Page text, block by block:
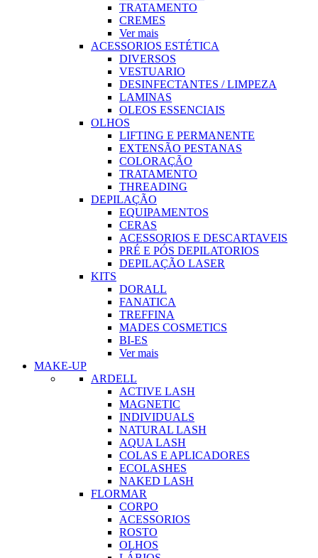
TRATAMENTO
CREMES
Ver mais
ACESSORIOS ESTÉTICA
DIVERSOS
VESTUARIO
DESINFECTANTES / LIMPEZA
LAMINAS
OLEOS ESSENCIAIS
OLHOS
LIFTING E PERMANENTE
EXTENSÃO PESTANAS
COLORAÇÃO
TRATAMENTO
THREADING
DEPILAÇÃO
EQUIPAMENTOS
CERAS
ACESSORIOS E DESCARTAVEIS
PRÉ E PÓS DEPILATORIOS
DEPILAÇÃO LASER
KITS
DORALL
FANATICA
TREFFINA
MADES COSMETICS
BI-ES
Ver mais
MAKE-UP
ARDELL
ACTIVE LASH
MAGNETIC
INDIVIDUALS
NATURAL LASH
AQUA LASH
COLAS E APLICADORES
ECOLASHES
NAKED LASH
FLORMAR
CORPO
ACESSORIOS
ROSTO
OLHOS